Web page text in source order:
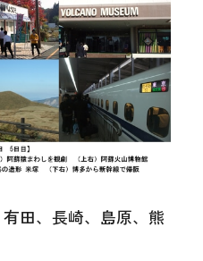
田、長崎、島原、熊